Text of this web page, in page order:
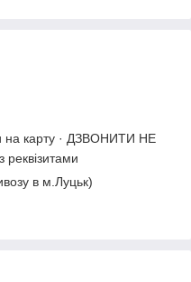
на карту · ДЗВОНИТИ НЕ
в м.Луцьк)